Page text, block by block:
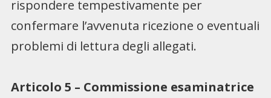
rispondere tempestivamente per
confermare l’avvenuta ricezione o eventuali
problemi di lettura degli allegati.
Articolo 5 – Commissione esaminatrice